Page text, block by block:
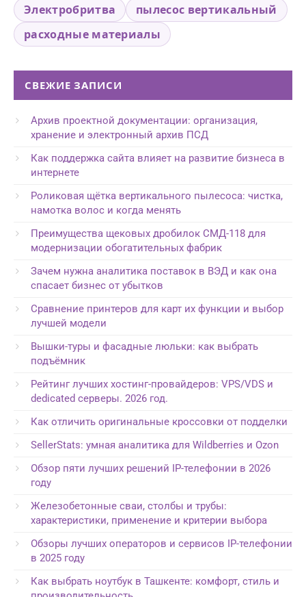
Электробритва
пылесос вертикальный
расходные материалы
СВЕЖИЕ ЗАПИСИ
Архив проектной документации: организация,
хранение и электронный архив ПСД
Как поддержка сайта влияет на развитие бизнеса в
интернете
Роликовая щётка вертикального пылесоса: чистка,
намотка волос и когда менять
Преимущества щековых дробилок СМД-118 для
модернизации обогатительных фабрик
Зачем нужна аналитика поставок в ВЭД и как она
спасает бизнес от убытков
Сравнение принтеров для карт их функции и выбор
лучшей модели
Вышки-туры и фасадные люльки: как выбрать
подъёмник
Рейтинг лучших хостинг-провайдеров: VPS/VDS и
dedicated серверы. 2026 год.
Как отличить оригинальные кроссовки от подделки
SellerStats: умная аналитика для Wildberries и Ozon
Обзор пяти лучших решений IP-телефонии в 2026
году
Железобетонные сваи, столбы и трубы:
характеристики, применение и критерии выбора
Обзоры лучших операторов и сервисов IP-телефонии
в 2025 году
Как выбрать ноутбук в Ташкенте: комфорт, стиль и